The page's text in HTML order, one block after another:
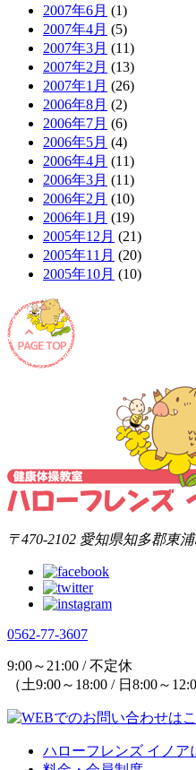
2007年6月 (1)
2007年4月 (5)
2007年3月 (11)
2007年2月 (13)
2007年1月 (26)
2006年8月 (2)
2006年7月 (6)
2006年5月 (4)
2006年4月 (11)
2006年3月 (11)
2006年2月 (10)
2006年1月 (19)
2005年12月 (21)
2005年11月 (20)
2005年10月 (10)
〒470-2102 愛知県知多郡東
0562-77-3607
9:00～21:00 / 不定休
（土9:00～18:00 / 日8:00～
ハローフレンズ イノア